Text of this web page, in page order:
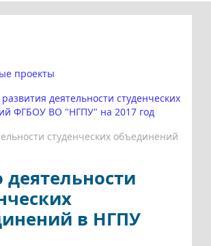
проекты
деятельности студенческих
ФГБОУ ВО "НГПУ" на 2017 год
студенческих объединений
в НГПУ